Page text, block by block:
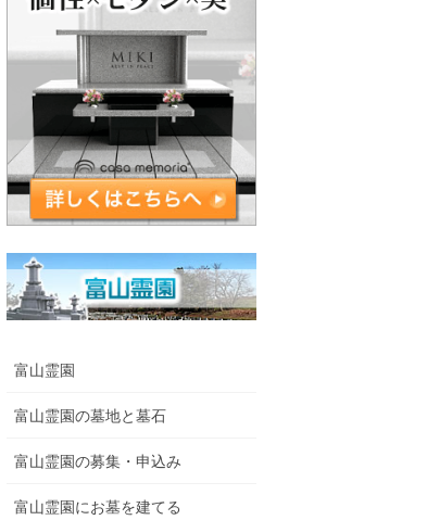
富山霊園
富山霊園の墓地と墓石
富山霊園の募集・申込み
富山霊園にお墓を建てる